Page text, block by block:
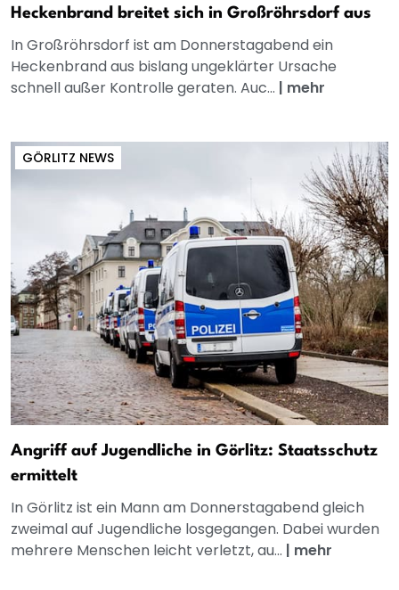
Heckenbrand breitet sich in Großröhrsdorf aus
In Großröhrsdorf ist am Donnerstagabend ein
Heckenbrand aus bislang ungeklärter Ursache
schnell außer Kontrolle geraten. Auc... | mehr
GÖRLITZ NEWS
Angriff auf Jugendliche in Görlitz: Staatsschutz
ermittelt
In Görlitz ist ein Mann am Donnerstagabend gleich
zweimal auf Jugendliche losgegangen. Dabei wurden
mehrere Menschen leicht verletzt, au... | mehr